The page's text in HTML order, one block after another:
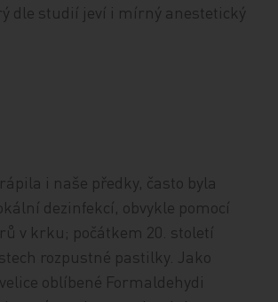
dle studií jeví i mírný anestetický
i naše předky, často byla
dezinfekcí, obvykle pomocí
v krku; počátkem 20. století
rozpustné pastilky. Jako
oblíbené Formaldehydi